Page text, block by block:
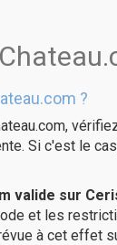
?
Si c'est le
valide sur
et les
à cet effet